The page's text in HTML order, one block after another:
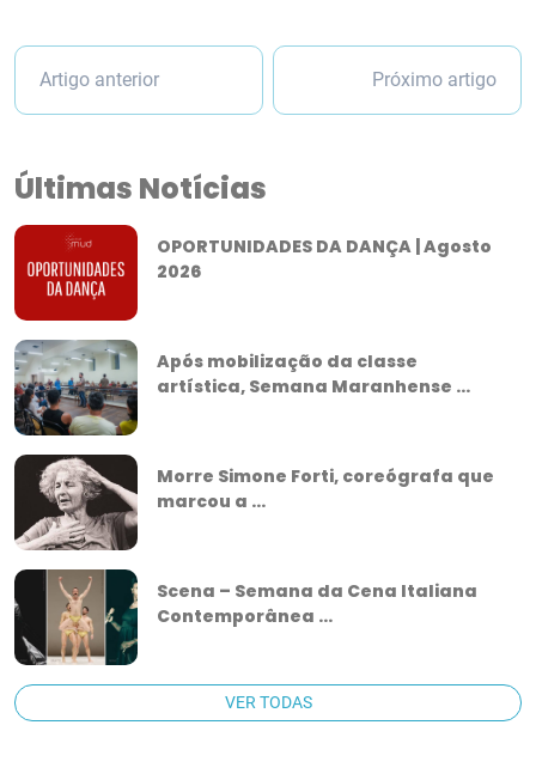
Artigo anterior Próximo artigo
Últimas Notícias
OPORTUNIDADES DA DANÇA | Agosto
2026
Após mobilização da classe
artística, Semana Maranhense ...
Morre Simone Forti, coreógrafa que
marcou a ...
Scena – Semana da Cena Italiana
Contemporânea ...
VER TODAS